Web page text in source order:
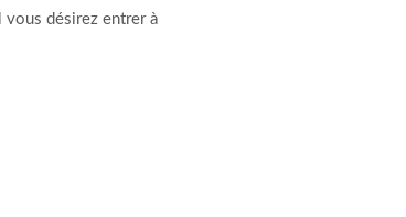
vous désirez entrer à